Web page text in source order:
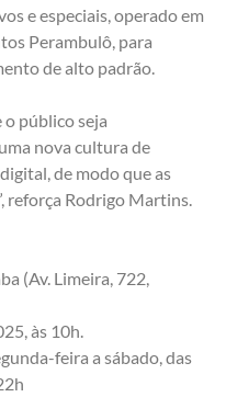
e especiais, operado em
Perambulô, para
de alto padrão.
público seja
nova cultura de
de modo que as
reforça Rodrigo Martins.
(Av. Limeira, 722,
às 10h.
feira a sábado, das